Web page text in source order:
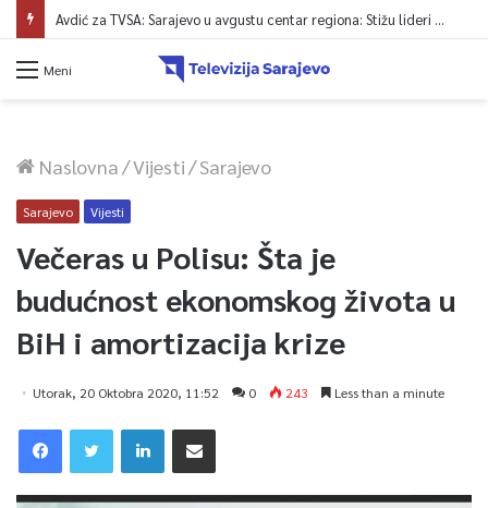
Avdić za TVSA: Sarajevo u avgustu centar regiona: Stižu lideri evropskih gradova
Meni
Naslovna/Vijesti/Sarajevo
Sarajevo Vijesti
Večeras u Polisu: Šta je
budućnost ekonomskog života u
BiH i amortizacija krize
Utorak, 20 Oktobra 2020, 11:52 0 243 Less than a minute